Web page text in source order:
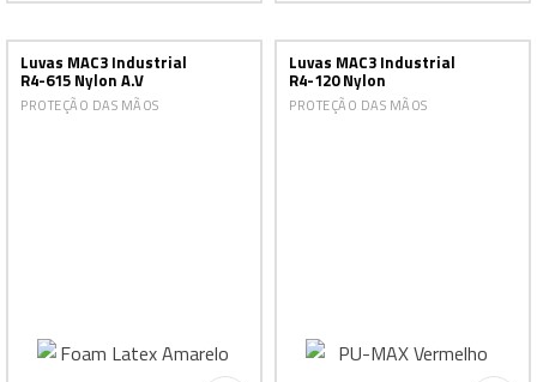
Luvas MAC3 Industrial
R4-615 Nylon A.V
PROTEÇÃO DAS MÃOS
Luvas MAC3 Industrial
R4-120 Nylon
PROTEÇÃO DAS MÃOS